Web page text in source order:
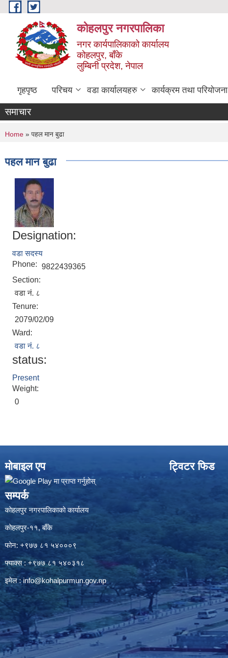
Skip to main content
कोहलपुर नगरपालिका
नगर कार्यपालिकाको कार्यालय
कोहलपुर, बाँके
लुम्बिनी प्रदेश, नेपाल
गृहपृष्ठ परिचय वडा कार्यालयहरु कार्यक्रम तथा परियोजना
समाचार
You are here
Home » पहल मान बुढा
पहल मान बुढा
Designation:
वडा सदस्य
Phone: 9822439365
Section:
वडा नं. ८
Tenure:
2079/02/09
Ward:
वडा नं. ८
status:
Present
Weight:
0
मोबाइल एप
सम्पर्क
कोहलपुर नगरपालिकाको कार्यालय
कोहलपुर-११, बाँके
फोन: +९७७ ८१ ५४०००९
फ्याक्स : +९७७ ८१ ५४०३१८
इमेल :info@kohalpurmun.gov.np
ट्विटर फिड